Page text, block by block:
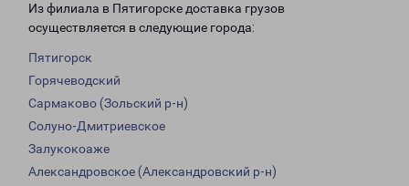
Из филиала в Пятигорске доставка грузов
осуществляется в следующие города:
Пятигорск
Горячеводский
Сармаково (Зольский р-н)
Солуно-Дмитриевское
Залукокоаже
Александровское (Александровский р-н)